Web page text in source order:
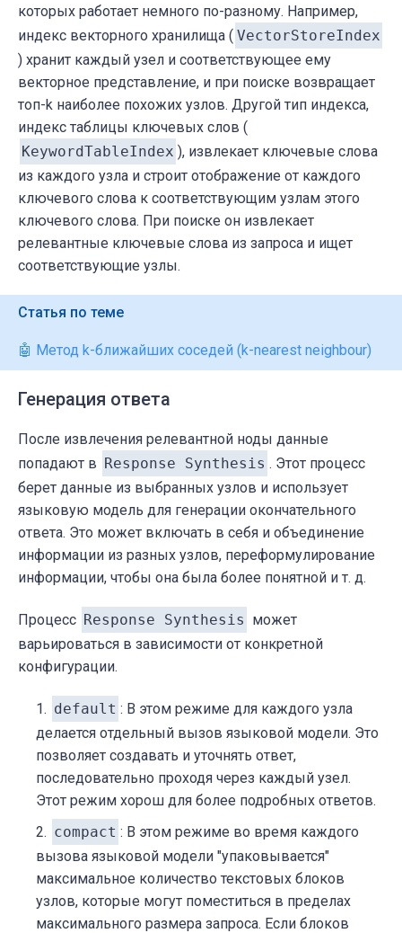
которых работает немного по-разному. Например,
индекс векторного хранилища ( VectorStoreIndex
) хранит каждый узел и соответствующее ему
векторное представление, и при поиске возвращает
топ-k наиболее похожих узлов. Другой тип индекса,
индекс таблицы ключевых слов (
KeywordTableIndex ), извлекает ключевые слова
из каждого узла и строит отображение от каждого
ключевого слова к соответствующим узлам этого
ключевого слова. При поиске он извлекает
релевантные ключевые слова из запроса и ищет
соответствующие узлы.
Статья по теме
🤖 Метод k-ближайших соседей (k-nearest neighbour)
Генерация ответа
После извлечения релевантной ноды данные
попадают в Response Synthesis . Этот процесс
берет данные из выбранных узлов и использует
языковую модель для генерации окончательного
ответа. Это может включать в себя и объединение
информации из разных узлов, переформулирование
информации, чтобы она была более понятной и т. д.
Процесс Response Synthesis может
варьироваться в зависимости от конкретной
конфигурации.
default : В этом режиме для каждого узла
делается отдельный вызов языковой модели. Это
позволяет создавать и уточнять ответ,
последовательно проходя через каждый узел.
Этот режим хорош для более подробных ответов.
compact : В этом режиме во время каждого
вызова языковой модели "упаковывается"
максимальное количество текстовых блоков
узлов, которые могут поместиться в пределах
максимального размера запроса. Если блоков